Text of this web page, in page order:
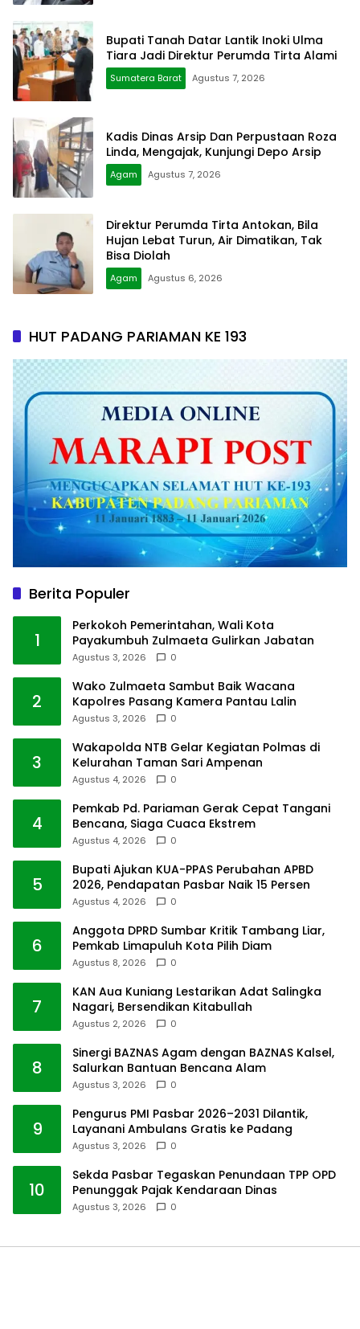
Bupati Tanah Datar Lantik Inoki Ulma
Tiara Jadi Direktur Perumda Tirta Alami
Sumatera Barat Agustus 7, 2026
Kadis Dinas Arsip Dan Perpustaan Roza
Linda, Mengajak, Kunjungi Depo Arsip
Agam Agustus 7, 2026
Direktur Perumda Tirta Antokan, Bila
Hujan Lebat Turun, Air Dimatikan, Tak
Bisa Diolah
Agam Agustus 6, 2026
HUT PADANG PARIAMAN KE 193
Berita Populer
1
Perkokoh Pemerintahan, Wali Kota
Payakumbuh Zulmaeta Gulirkan Jabatan
Agustus 3, 2026 0
2
Wako Zulmaeta Sambut Baik Wacana
Kapolres Pasang Kamera Pantau Lalin
Agustus 3, 2026 0
3
Wakapolda NTB Gelar Kegiatan Polmas di
Kelurahan Taman Sari Ampenan
Agustus 4, 2026 0
4
Pemkab Pd. Pariaman Gerak Cepat Tangani
Bencana, Siaga Cuaca Ekstrem
Agustus 4, 2026 0
5
Bupati Ajukan KUA-PPAS Perubahan APBD
2026, Pendapatan Pasbar Naik 15 Persen
Agustus 4, 2026 0
6
Anggota DPRD Sumbar Kritik Tambang Liar,
Pemkab Limapuluh Kota Pilih Diam
Agustus 8, 2026 0
7
KAN Aua Kuniang Lestarikan Adat Salingka
Nagari, Bersendikan Kitabullah
Agustus 2, 2026 0
8
Sinergi BAZNAS Agam dengan BAZNAS Kalsel,
Salurkan Bantuan Bencana Alam
Agustus 3, 2026 0
9
Pengurus PMI Pasbar 2026–2031 Dilantik,
Layanani Ambulans Gratis ke Padang
Agustus 3, 2026 0
10
Sekda Pasbar Tegaskan Penundaan TPP OPD
Penunggak Pajak Kendaraan Dinas
Agustus 3, 2026 0